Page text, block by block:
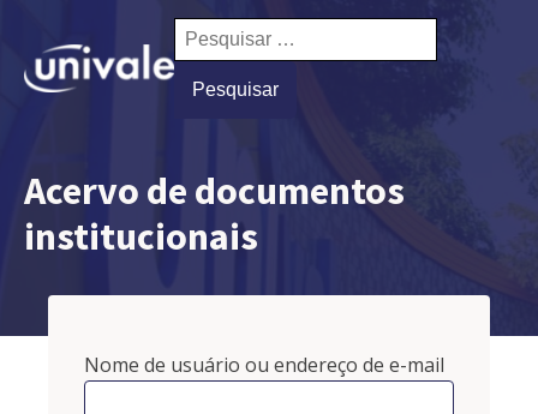
Pesquisar
por:
Acervo de documentos
institucionais
Nome de usuário ou endereço de e-mail